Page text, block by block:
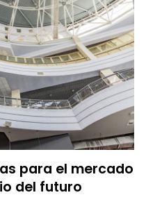
para el mercado
del futuro